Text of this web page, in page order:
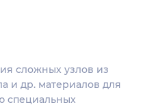
сложных узлов из
и др. материалов для
специальных